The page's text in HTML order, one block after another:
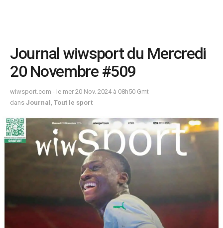
Journal wiwsport du Mercredi
20 Novembre #509
wiwsport.com - le mer 20 Nov. 2024 à 08h50 Gmt
dans Journal , Tout le sport